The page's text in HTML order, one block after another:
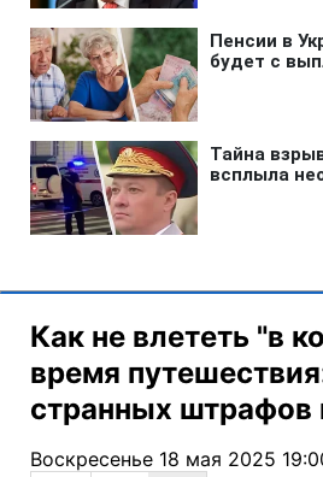
Как не влететь "в
время
странных штрафов
Воскресенье 18 мая 2025